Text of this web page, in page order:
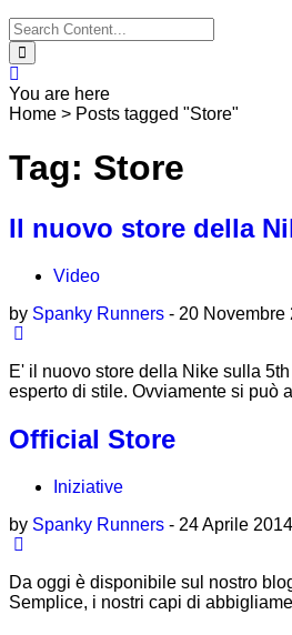
Search
for:
You are here
Home > Posts tagged "Store"
Tag: Store
Il nuovo store della
Video
by Spanky Runners - 20 Novembre
E' il nuovo store della Nike sulla
esperto di stile. Ovviamente si può
Official Store
Iniziative
by Spanky Runners - 24 Aprile 2014
Da oggi è disponibile sul nostro
Semplice, i nostri capi di